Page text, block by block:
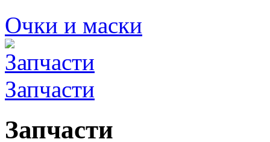
Очки и маски
Запчасти
Запчасти